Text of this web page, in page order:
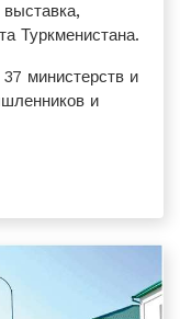
Туркменистана.
министерств и
и